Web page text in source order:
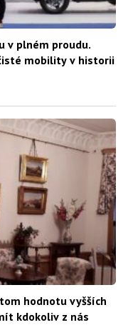
v plném proudu.
mobility v historii
hodnotu vyšších
kdokoliv z nás